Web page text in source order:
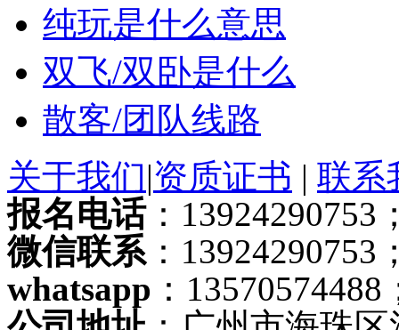
纯玩是什么意思
双飞/双卧是什么
散客/团队线路
关于我们|资质证书 | 联系
报名电话：13924290753
微信联系 ：13924290753
whatsapp ：13570574488